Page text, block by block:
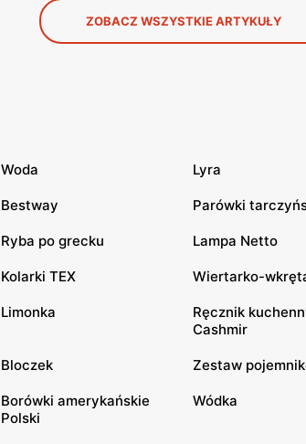
ZOBACZ WSZYSTKIE ARTYKUŁY
Woda Lyra
Bestway Parówki
Ryba po grecku Lampa Netto
Kolarki TEX Wiertarko-
Limonka
Ręcznik
Cashmir
Bloczek Zestaw
Borówki amerykańskie
Polski
Wódka